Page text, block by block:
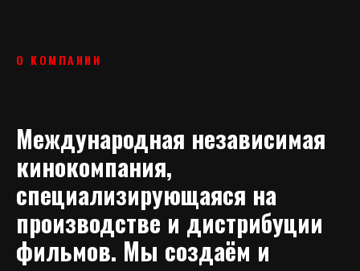
О КОМПАНИИ
Международная независимая
кинокомпания,
специализирующаяся на
производстве и дистрибуции
фильмов. Мы создаём и